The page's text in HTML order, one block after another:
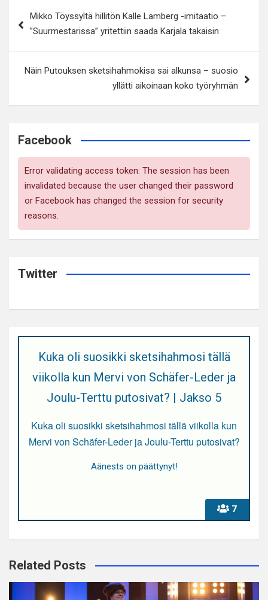
selaus
Mikko Töyssyltä hillitön Kalle Lamberg -imitaatio –
”Suurmestarissa” yritettiin saada Karjala takaisin
Näin Putouksen sketsihahmokisa sai alkunsa – suosio
yllätti aikoinaan koko työryhmän
Facebook
Error validating access token: The session has been
invalidated because the user changed their password
or Facebook has changed the session for security
reasons.
Twitter
7
Kuka oli suosikki sketsihahmosi tällä
viikolla kun Mervi von Schäfer-Leder ja
Joulu-Terttu putosivat? | Jakso 5
Kuka oli suosikki sketsihahmosi tällä viikolla kun
Mervi von Schäfer-Leder ja Joulu-Terttu putosivat?
Äänests on päättynyt!
Related Posts